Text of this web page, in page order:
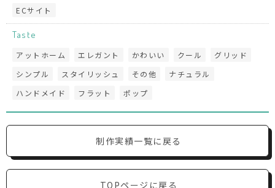
ECサイト
Taste
アットホーム エレガント かわいい クール
グリッド
シンプル
スタイリッシュ その他
ナチュラル
ハンドメイド
フラット ポップ
制作実績一覧に戻る
TOPページに戻る